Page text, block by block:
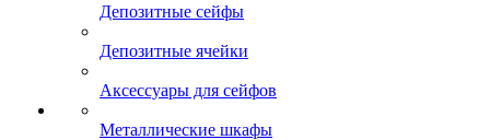
Депозитные сейфы
Депозитные ячейки
Аксессуары для сейфов
Металлические шкафы